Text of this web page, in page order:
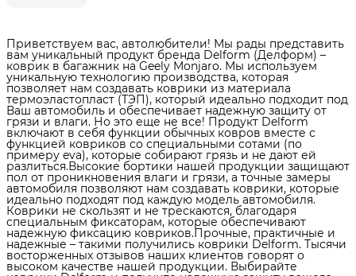
Приветствуем вас, автолюбители! Мы рады представить
вам уникальный продукт бренда Delform (Делформ) –
коврик в багажник на Geely Monjaro. Мы используем
уникальную технологию производства, которая
позволяет нам создавать коврики из материала
термоэластопласт (ТЭП), который идеально подходит под
Ваш автомобиль и обеспечивает надежную защиту от
грязи и влаги. Но это еще не все! Продукт Delform
включают в себя функции обычных ковров вместе с
функцией ковриков со специальными сотами (по
примеру eva), которые собирают грязь и не дают ей
разлиться.Высокие бортики нашей продукции защищают
пол от проникновения влаги и грязи, а точные замеры
автомобиля позволяют нам создавать коврики, которые
идеально подходят под каждую модель автомобиля.
Коврики не скользят и не трескаются, благодаря
специальным фиксаторам, которые обеспечивают
надежную фиксацию ковриков.Прочные, практичные и
надежные – такими получились коврики Delform. Тысячи
восторженных отзывов наших клиентов говорят о
высоком качестве нашей продукции. Выбирайте